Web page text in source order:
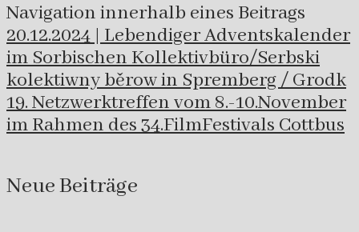
Navigation innerhalb eines Beitrags
20.12.2024 | Lebendiger Adventskalender
im Sorbischen Kollektivbüro/Serbski
kolektiwny běrow in Spremberg / Grodk
19. Netzwerktreffen vom 8.-10.November
im Rahmen des 34.FilmFestivals Cottbus
Neue Beiträge